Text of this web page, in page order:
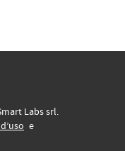
Labs srl.
scheda)
(si apre in un’altra
e